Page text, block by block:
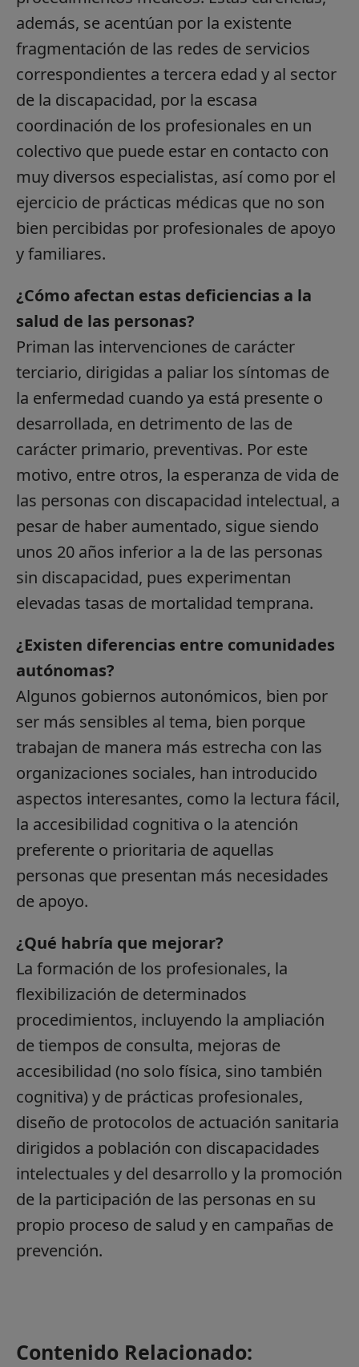
además, se acentúan por la existente
fragmentación de las redes de servicios
correspondientes a tercera edad y al sector
de la discapacidad, por la escasa
coordinación de los profesionales en un
colectivo que puede estar en contacto con
muy diversos especialistas, así como por el
ejercicio de prácticas médicas que no son
bien percibidas por profesionales de apoyo
y familiares.
¿Cómo afectan estas deficiencias a la
salud de las personas?
Priman las intervenciones de carácter
terciario, dirigidas a paliar los síntomas de
la enfermedad cuando ya está presente o
desarrollada, en detrimento de las de
carácter primario, preventivas. Por este
motivo, entre otros, la esperanza de vida de
las personas con discapacidad intelectual, a
pesar de haber aumentado, sigue siendo
unos 20 años inferior a la de las personas
sin discapacidad, pues experimentan
elevadas tasas de mortalidad temprana.
¿Existen diferencias entre comunidades
autónomas?
Algunos gobiernos autonómicos, bien por
ser más sensibles al tema, bien porque
trabajan de manera más estrecha con las
organizaciones sociales, han introducido
aspectos interesantes, como la lectura fácil,
la accesibilidad cognitiva o la atención
preferente o prioritaria de aquellas
personas que presentan más necesidades
de apoyo.
¿Qué habría que mejorar?
La formación de los profesionales, la
flexibilización de determinados
procedimientos, incluyendo la ampliación
de tiempos de consulta, mejoras de
accesibilidad (no solo física, sino también
cognitiva) y de prácticas profesionales,
diseño de protocolos de actuación sanitaria
dirigidos a población con discapacidades
intelectuales y del desarrollo y la promoción
de la participación de las personas en su
propio proceso de salud y en campañas de
prevención.
Contenido Relacionado: